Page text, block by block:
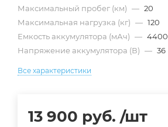
Максимальный пробег (км) — 20
Максимальная нагрузка (кг) — 120
Емкость аккумулятора (мАч) — 4400
Напряжение аккумулятора (В) — 36
Все характеристики
13 900 руб. /шт